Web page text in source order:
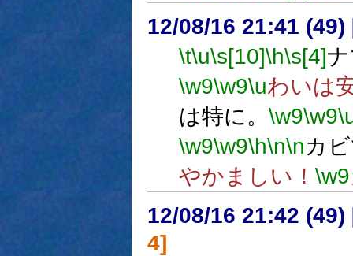
12/08/16 21:41 (49)
\t\u\s[10]\h\s[4]
\w9\w9\uわいは
は特に。 \w9\w9
\w9\w9\h\n\nカ
やかましい！ \w9
12/08/16 21:42 (49)
4]